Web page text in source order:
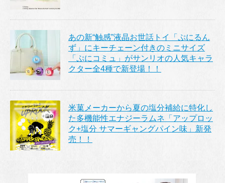
あの新“触感”液晶お世話トイ「ぷにるん
ず」にキーチェーン付きのミニサイズ
「ぷにコミュ」がサンリオの人気キャラ
クター全4種で新登場！！
米菓メーカーから夏の塩分補給に特化し
た多機能性エナジーラムネ「アップロッ
ク+塩分 サマーギャングパイン味」新発
売！！